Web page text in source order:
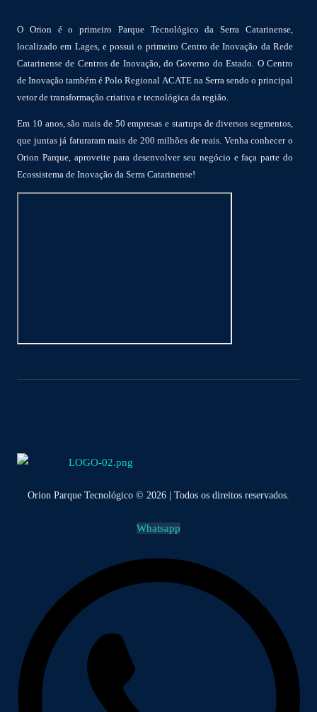
O Orion é o primeiro Parque Tecnológico da Serra Catarinense,
localizado em Lages, e possui o primeiro Centro de Inovação da Rede
Catarinense de Centros de Inovação, do Governo do Estado. O Centro
de Inovação também é Polo Regional ACATE na Serra sendo o principal
vetor de transformação criativa e tecnológica da região.
Em 10 anos, são mais de 50 empresas e startups de diversos segmentos,
que juntas já faturaram mais de 200 milhões de reais. Venha conhecer o
Orion Parque, aproveite para desenvolver seu negócio e faça parte do
Ecossistema de Inovação da Serra Catarinense!
Orion Parque Tecnológico © 2026 | Todos os direitos reservados.
Whatsapp